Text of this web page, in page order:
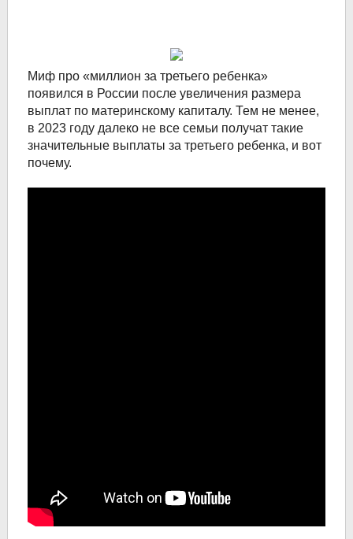
Миф про «миллион за третьего ребенка»
появился в России после увеличения размера
выплат по материнскому капиталу. Тем не менее,
в 2023 году далеко не все семьи получат такие
значительные выплаты за третьего ребенка, и вот
почему.